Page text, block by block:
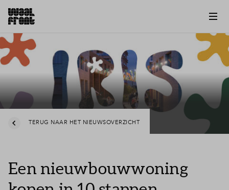
TERUG NAAR HET NIEUWSOVERZICHT
Een nieuwbouwwoning